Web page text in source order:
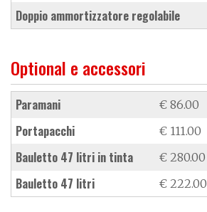
doppio ammortizzatore regolabile
Optional e accessori
paramani € 86.00
portapacchi € 111.00
bauletto 47 litri in tinta € 280.00
bauletto 47 litri € 222.00